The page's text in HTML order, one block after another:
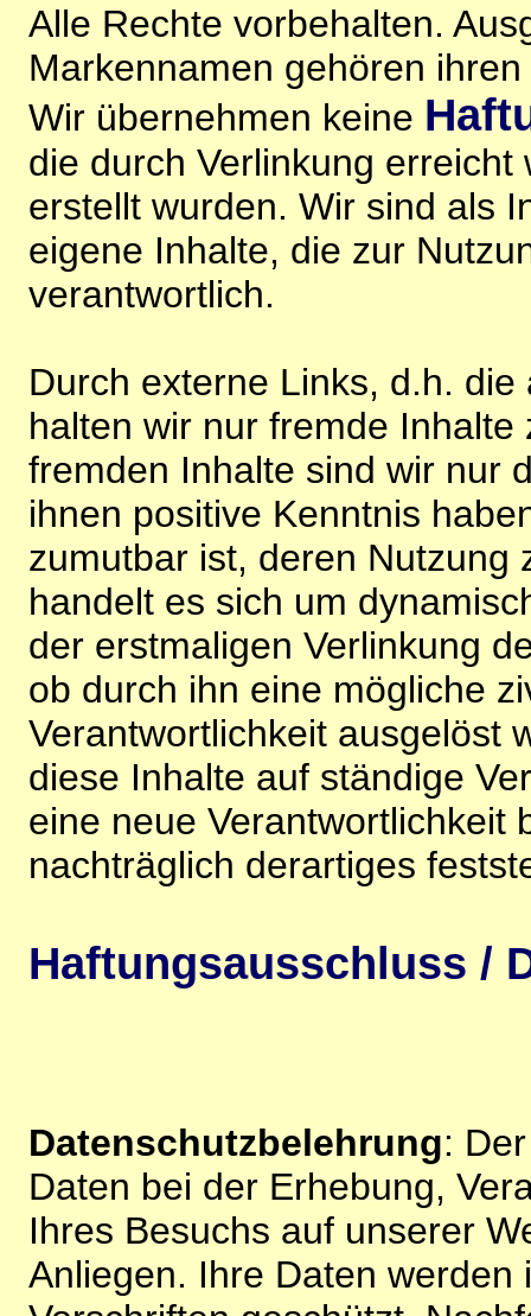
Alle Rechte vorbehalten.
Markennamen gehören
Wir übernehmen keine
die durch Verlinkung
erstellt wurden. Wir sind als
eigene Inhalte, die zur
verantwortlich.
Durch externe Links, d.h.
halten wir nur fremde
fremden Inhalte sind wir nur
ihnen positive Kenntnis
zumutbar ist, deren Nutzung
handelt es sich um
der erstmaligen Verlinkung
ob durch ihn eine mögliche
Verantwortlichkeit ausgelöst
diese Inhalte auf ständige
eine neue Verantwortlichkeit
nachträglich derartiges
Haftungsausschluss /
Datenschutzbelehrung:
Daten bei der Erhebung,
Ihres Besuchs auf unserer
Anliegen. Ihre Daten